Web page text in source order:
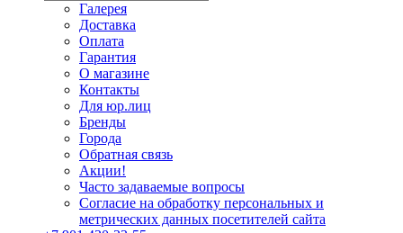
Галерея
Доставка
Оплата
Гарантия
О магазине
Контакты
Для юр.лиц
Бренды
Города
Обратная связь
Акции!
Часто задаваемые вопросы
Согласие на обработку персональных и
метрических данных посетителей сайта